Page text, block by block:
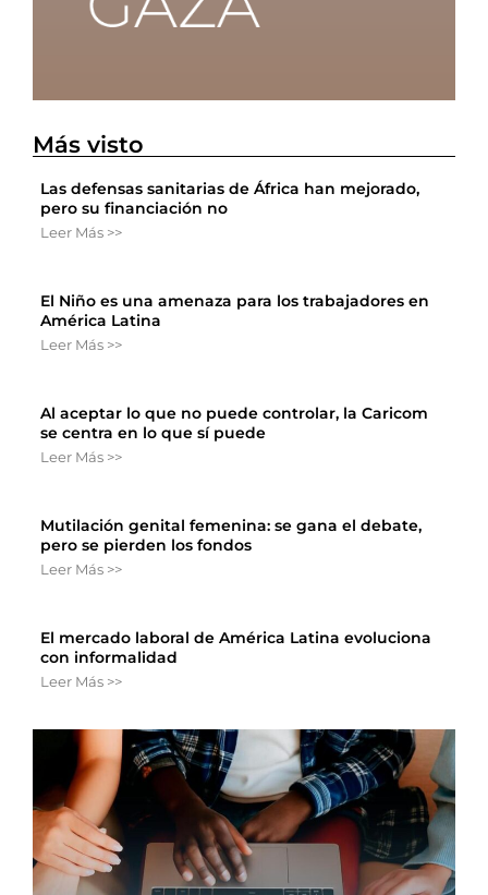
Más visto
Las defensas sanitarias de África han mejorado,
pero su financiación no
Leer Más >>
El Niño es una amenaza para los trabajadores en
América Latina
Leer Más >>
Al aceptar lo que no puede controlar, la Caricom
se centra en lo que sí puede
Leer Más >>
Mutilación genital femenina: se gana el debate,
pero se pierden los fondos
Leer Más >>
El mercado laboral de América Latina evoluciona
con informalidad
Leer Más >>